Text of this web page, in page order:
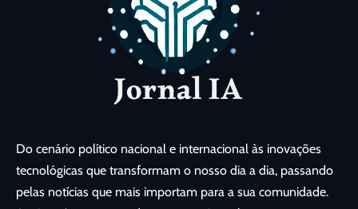
Do cenário político nacional e internacional às inovações
tecnológicas que transformam o nosso dia a dia, passando
pelas notícias que mais importam para a sua comunidade.